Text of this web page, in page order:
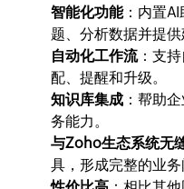
智能化功能：内置
题、分析数据并提供
自动化工作流：支
配、提醒和升级。
知识库集成 ：帮助
务能力。
与Zoho生态系统无
具，形成完整的业务